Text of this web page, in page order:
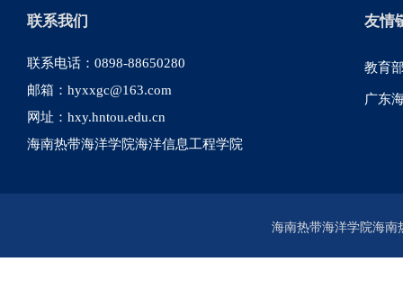
联系我们
联系电话：0898-88650280
邮箱：hyxxgc@163.com
网址：hxy.hntou.edu.cn
海南热带海洋学院海洋信息工程学院
友情
教育
广东
海南热带海洋学院海南